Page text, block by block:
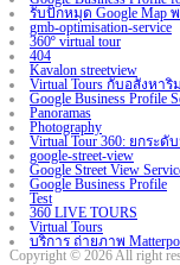
รับปักหมุด Google Map
gmb-optimisation-service
360º virtual tour
404
Kavalon streetview
Virtual Tours กับอสังหาริ
Google Business Profile
Panoramas
Photography
Virtual Tour 360: ยกระ
google-street-view
Google Street View
Google Business Profile
Test
360 LIVE TOURS
Virtual Tours
บริการ ถ่ายภาพ
Copyright © 2026 All right